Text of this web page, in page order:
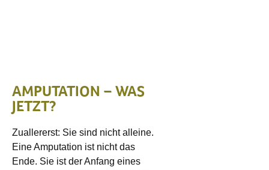
AMPUTATION – WAS
JETZT?
Zuallererst: Sie sind nicht alleine.
Eine Amputation ist nicht das
Ende. Sie ist der Anfang eines